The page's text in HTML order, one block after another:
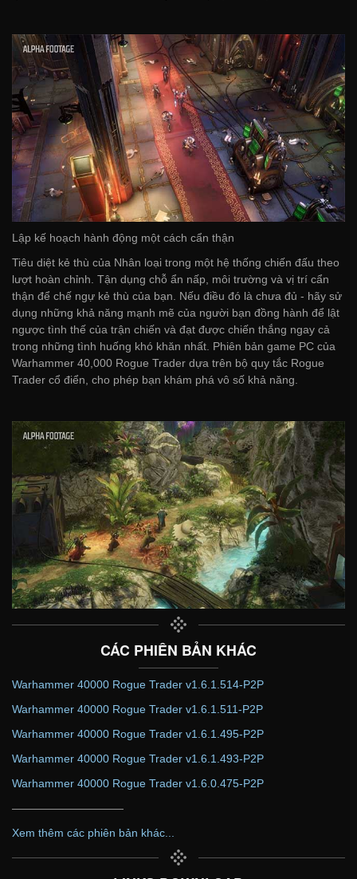
Lập kế hoạch hành động một cách cẩn thận
Tiêu diệt kẻ thù của Nhân loại trong một hệ thống chiến đấu theo
lượt hoàn chỉnh. Tận dụng chỗ ẩn nấp, môi trường và vị trí cẩn
thận để chế ngự kẻ thù của bạn. Nếu điều đó là chưa đủ - hãy sử
dụng những khả năng mạnh mẽ của người bạn đồng hành để lật
ngược tình thế của trận chiến và đạt được chiến thắng ngay cả
trong những tình huống khó khăn nhất. Phiên bản game PC của
Warhammer 40,000 Rogue Trader dựa trên bộ quy tắc Rogue
Trader cổ điển, cho phép bạn khám phá vô số khả năng.
CÁC PHIÊN BẢN KHÁC
Warhammer 40000 Rogue Trader v1.6.1.514-P2P
Warhammer 40000 Rogue Trader v1.6.1.511-P2P
Warhammer 40000 Rogue Trader v1.6.1.495-P2P
Warhammer 40000 Rogue Trader v1.6.1.493-P2P
Warhammer 40000 Rogue Trader v1.6.0.475-P2P
——————————
Xem thêm các phiên bản khác...